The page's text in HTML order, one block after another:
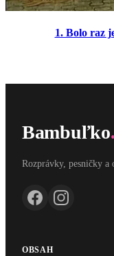
1. Bolo raz
Bambuľko
Rozprávky, pesničky a
OBSAH